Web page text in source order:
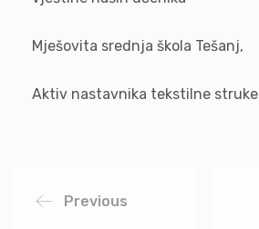
Mješovita srednja škola Tešanj,
Aktiv nastavnika tekstilne struke
Previous